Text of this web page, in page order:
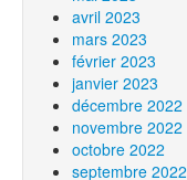
avril 2023
mars 2023
février 2023
janvier 2023
décembre 2022
novembre 2022
octobre 2022
septembre 2022